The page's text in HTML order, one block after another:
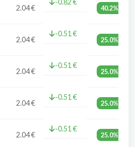
2.04 €
-0.82 €
40.2%
2.04 €
-0.51 €
25.0%
2.04 €
-0.51 €
25.0%
2.04 €
-0.51 €
25.0%
2.04 €
-0.51 €
25.0%